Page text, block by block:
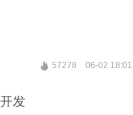
57278 06-02 18:01
发